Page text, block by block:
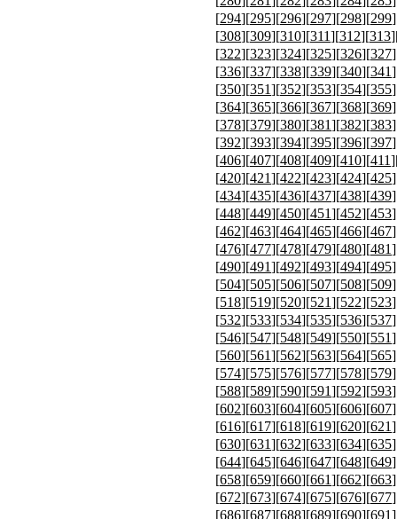
[294][295][296][297][298][299
[308][309][310][311][312][313
[322][323][324][325][326][327
[336][337][338][339][340][341
[350][351][352][353][354][355
[364][365][366][367][368][369
[378][379][380][381][382][383
[392][393][394][395][396][397
[406][407][408][409][410][411
[420][421][422][423][424][425
[434][435][436][437][438][439
[448][449][450][451][452][453
[462][463][464][465][466][467
[476][477][478][479][480][481
[490][491][492][493][494][495
[504][505][506][507][508][509
[518][519][520][521][522][523
[532][533][534][535][536][537
[546][547][548][549][550][551
[560][561][562][563][564][565
[574][575][576][577][578][579
[588][589][590][591][592][593
[602][603][604][605][606][607
[616][617][618][619][620][621
[630][631][632][633][634][635
[644][645][646][647][648][649
[658][659][660][661][662][663
[672][673][674][675][676][677
[686][687][688][689][690][691